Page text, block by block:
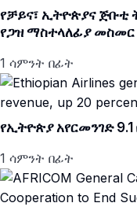
የቻይና፣ ኢትዮጵያና ጅቡቲ
የጋዝ ማስተላለፊያ
1 ሳምንት በፊት
የኢትዮጵያ አየርመንገድ
1 ሳምንት በፊት